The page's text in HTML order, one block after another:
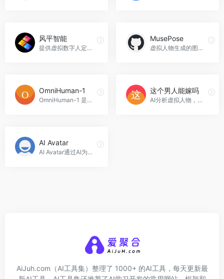
风平智能
提供虚拟数字人定制、AI 短视频内容生产和数字人直播的智能化 IP 打造平台。风平智能官网入口网址
MusePose
虚拟人物生成的图像到视频框架，MusePose官网入口网址
OmniHuman-1
OmniHuman-1 是一种基于单张人像和运动信号生成人类视频的多模态框架。
这个男人能嫁吗
AI分析虚拟人物，预测婚姻适配度
AI Avatar
AI Avatar通过AI为用户创建多种风格虚拟形象，支持多场景应用与定制。
AiJuh.com（AI工具集）整理了 1000+ 的AI工具，每天更新最